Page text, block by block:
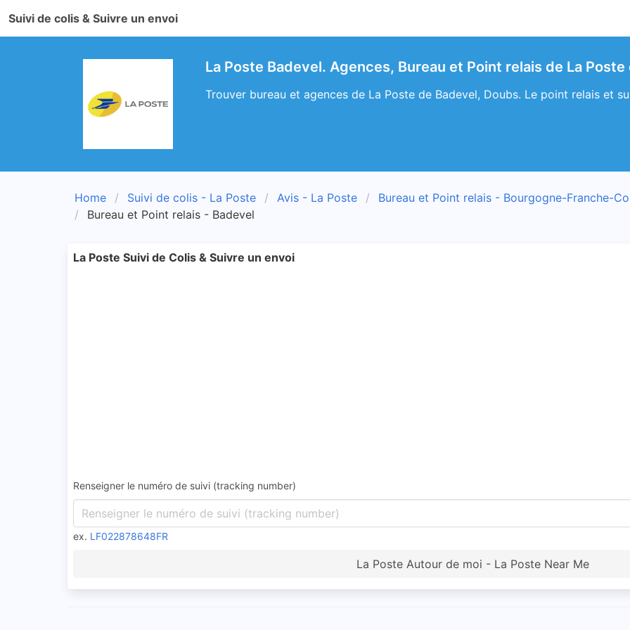
Suivi de colis & Suivre un envoi
La Poste Badevel. Agences, Bureau et Point relais de La Poste
Trouver bureau et agences de La Poste de Badevel, Doubs. Le point relais et
Home Suivi de colis - La Poste Avis - La Poste
Bureau et Point relais - Bourgogne-Franche-
Bureau et Point relais - Badevel
La Poste Suivi de Colis & Suivre un envoi
Renseigner le numéro de suivi (tracking number)
ex. LF022878648FR
La Poste Autour de moi - La Poste Near Me